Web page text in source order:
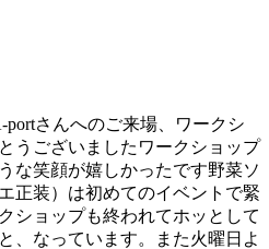
さんへのご来場、ワークシ
うございましたワークショップ
な笑顔が嬉しかったです野菜ソ
正装）は初めてのイベントで緊
ショップも終われてホッとして
、なっています。また火曜日よ